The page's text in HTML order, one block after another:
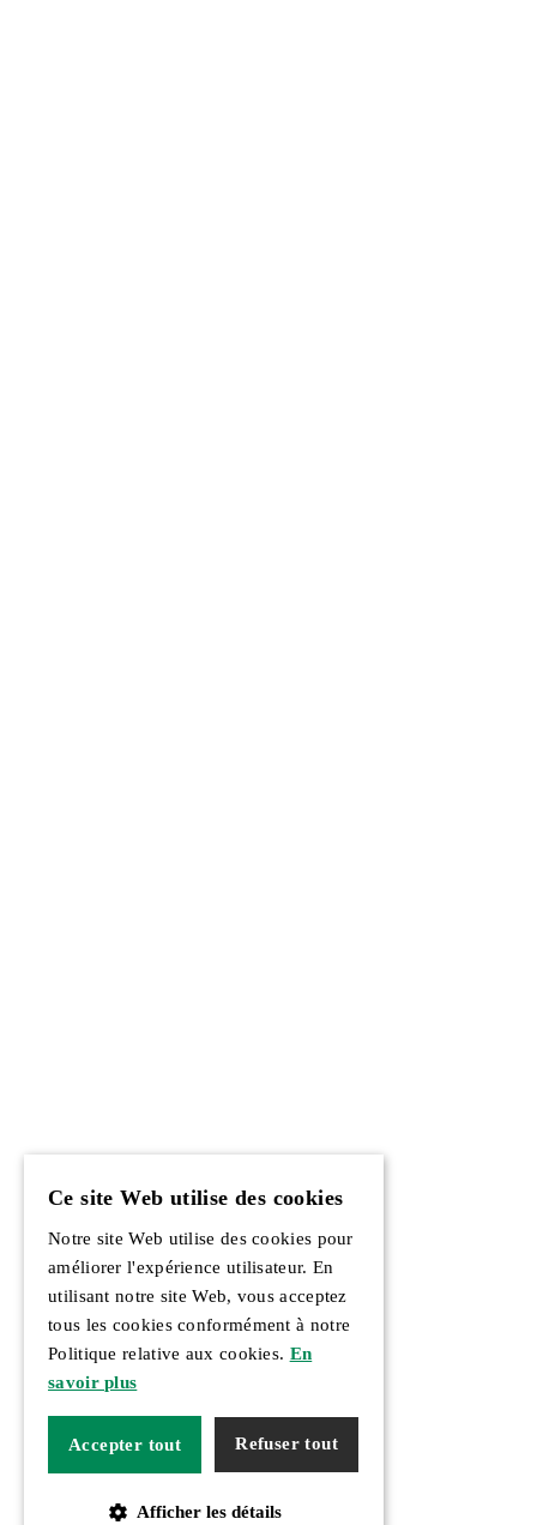
Ce site Web utilise des cookies
Notre site Web utilise des cookies pour
améliorer l'expérience utilisateur. En
utilisant notre site Web, vous acceptez
tous les cookies conformément à notre
Politique relative aux cookies. En
savoir plus
Accepter tout Refuser tout
Afficher les détails